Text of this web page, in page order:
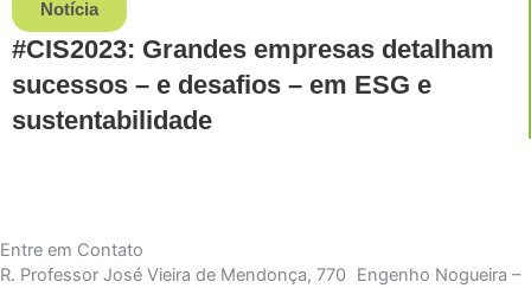
Notícia
#CIS2023: Grandes empresas detalham
sucessos – e desafios – em ESG e
sustentabilidade
Entre em Contato
R. Professor José Vieira de Mendonça, 770 Engenho Nogueira –